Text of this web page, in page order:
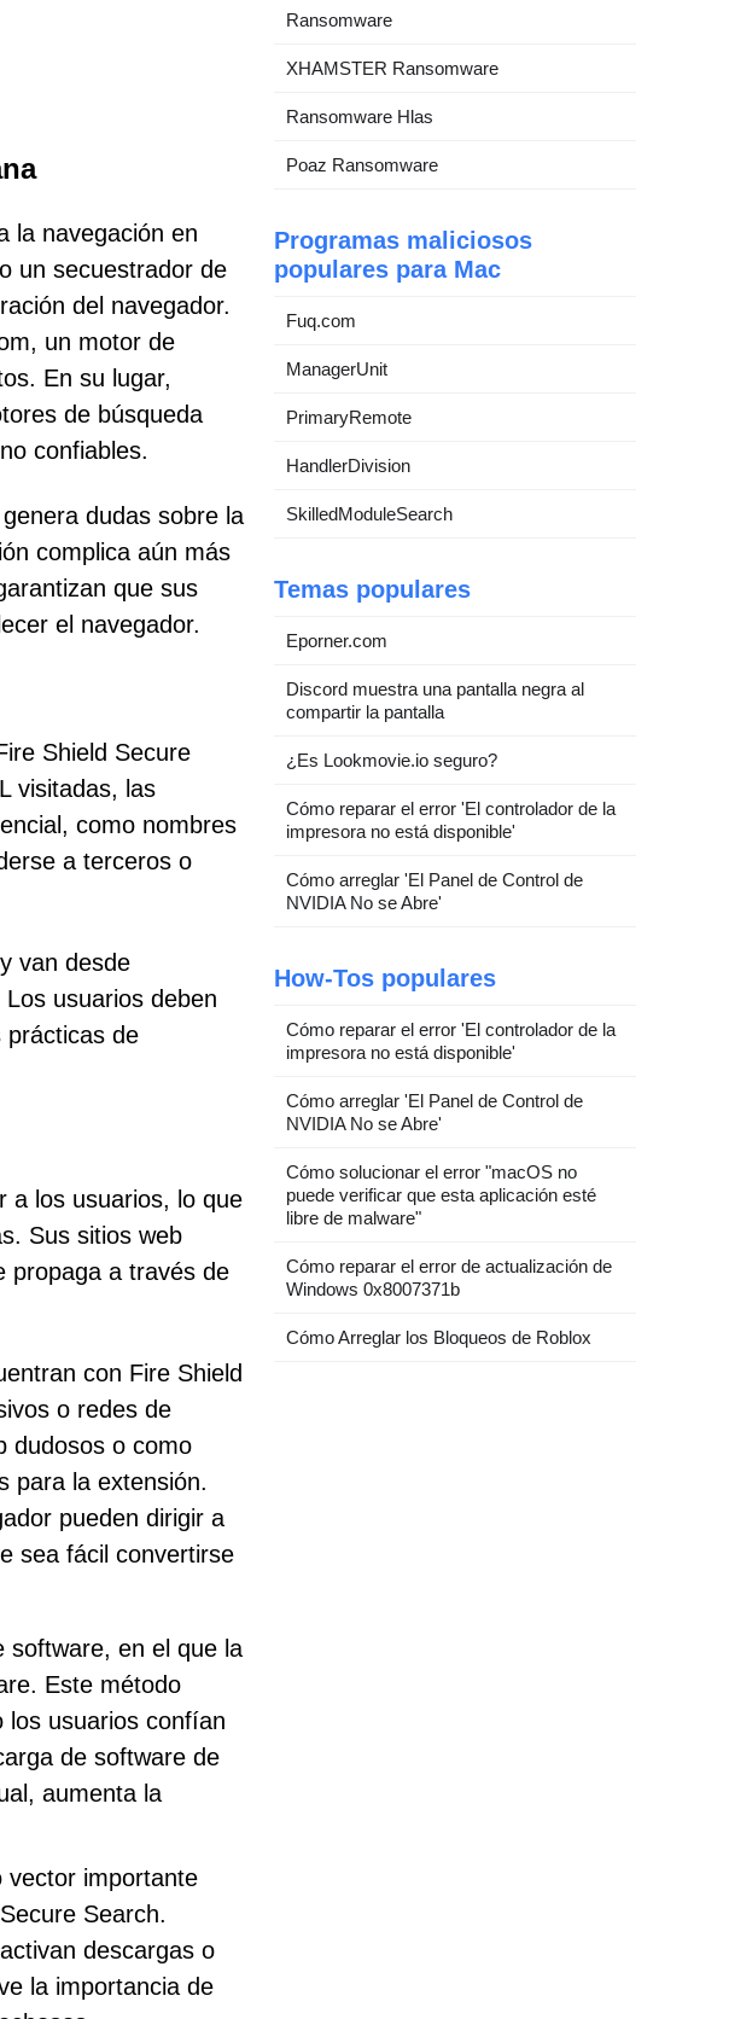
la navegación en
un secuestrador de
del navegador.
un motor de
En su lugar,
de búsqueda
confiables.
dudas sobre la
complica aún más
que sus
el navegador.
Shield Secure
visitadas, las
como nombres
a terceros o
van desde
usuarios deben
prácticas de
a los usuarios, lo que
Sus sitios web
propaga a través de
con Fire Shield
o redes de
dudosos o como
para la extensión.
pueden dirigir a
sea fácil convertirse
software, en el que la
Este método
los usuarios confían
de software de
aumenta la
vector importante
Search.
descargas o
la importancia de
Ransomware
XHAMSTER Ransomware
Ransomware Hlas
Poaz Ransomware
Programas maliciosos
populares para Mac
Fuq.com
ManagerUnit
PrimaryRemote
HandlerDivision
SkilledModuleSearch
Temas populares
Eporner.com
Discord muestra una pantalla negra al
compartir la pantalla
¿Es Lookmovie.io seguro?
Cómo reparar el error 'El controlador de la
impresora no está disponible'
Cómo arreglar 'El Panel de Control de
NVIDIA No se Abre'
How-Tos populares
Cómo reparar el error 'El controlador de la
impresora no está disponible'
Cómo arreglar 'El Panel de Control de
NVIDIA No se Abre'
Cómo solucionar el error "macOS no
puede verificar que esta aplicación esté
libre de malware"
Cómo reparar el error de actualización de
Windows 0x8007371b
Cómo Arreglar los Bloqueos de Roblox